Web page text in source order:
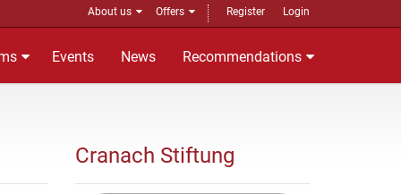
About us Offers Register Login
Events News Recommendations
Cranach Stiftung